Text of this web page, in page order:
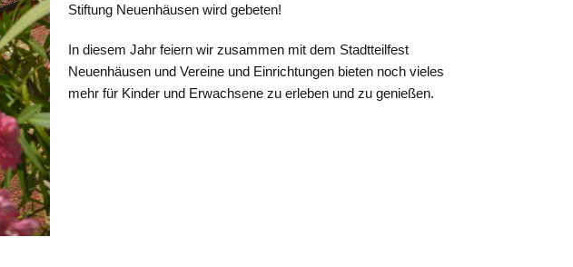
Stiftung Neuenhäusen wird gebeten!
In diesem Jahr feiern wir zusammen mit dem Stadtteilfest
Neuenhäusen und Vereine und Einrichtungen bieten noch vieles
mehr für Kinder und Erwachsene zu erleben und zu genießen.